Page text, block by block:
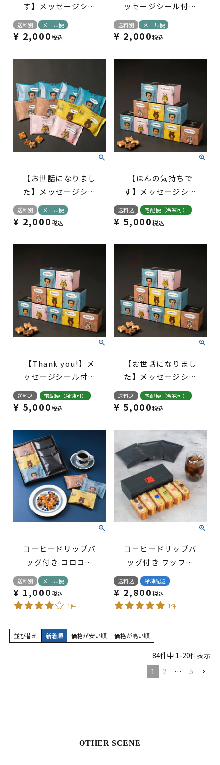
す】メッセージシー
ル付コロコロワッフ
ル パック10袋セッ
送料別 メール便
¥ 2,000税込
ッセージシール付コ
ロコロワッフル パ
ック10袋セット
送料別 メール便
¥ 2,000税込
【お世話になりまし
た】メッセージシー
ル付コロコロワッフ
ル パック10袋セッ
送料別 メール便
¥ 2,000税込
【ほんの気持ちで
す】メッセージシー
ル付コロコロワッフ
ル キューブ10個セ
送料込 宅配便（冷凍可）
¥ 5,000税込
【Thank you!】メ
ッセージシール付コ
ロコロワッフル キ
ューブ10個セット
送料込 宅配便（冷凍可）
¥ 5,000税込
【お世話になりまし
た】メッセージシー
ル付コロコロワッフ
ル キューブ10個セ
送料込 宅配便（冷凍可）
¥ 5,000税込
コーヒードリップバ
ッグ付き コロコロ
ワッフル パック 3袋
セット【2個までメ
ール便対応】
送料別 メール便
¥ 1,000税込
1件
コーヒードリップバ
ッグ付き ワッフル
ケーキ6種セット
送料込 冷凍配送
¥ 2,800税込
1件
並び替え 新着順 価格が安い順 価格が高い順
84件中 1-20件表示
1
2 … 5
OTHER SCENE